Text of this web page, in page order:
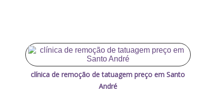
clínica de remoção de tatuagem preço em Santo
André